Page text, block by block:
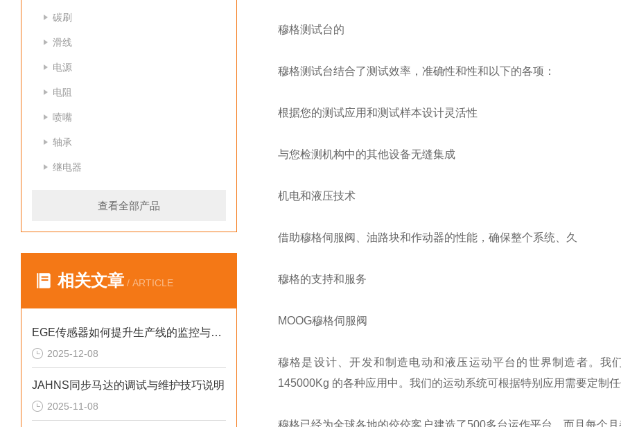
碳刷
滑线
电源
电阻
喷嘴
轴承
继电器
查看全部产品
相关文章 / ARTICLE
EGE传感器如何提升生产线的监控与管理效率？
2025-12-08
JAHNS同步马达的调试与维护技巧说明
2025-11-08
穆格测试台的
穆格测试台结合了测试效率，准确性和性和以下的各项：
根据您的测试应用和测试样本设计灵活性
与您检测机构中的其他设备无缝集成
机电和液压技术
借助穆格伺服阀、油路块和作动器的性能，确保整个系统、久
穆格的支持和服务
MOOG穆格伺服阀
穆格是设计、开发和制造电动和液压运动平台的世界制造者。我
145000Kg 的各种应用中。我们的运动系统可根据特别应用需要定制
穆格已经为全球各地的佼佼客户建造了500多台运作平台，而且每个